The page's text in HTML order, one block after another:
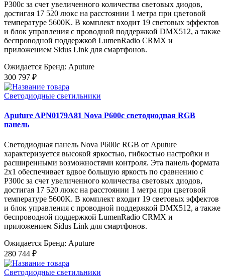
P300c за счет увеличенного количества световых диодов,
достигая 17 520 люкс на расстоянии 1 метра при цветовой
температуре 5600K. В комплект входит 19 световых эффектов
и блок управления с проводной поддержкой DMX512, а также
беспроводной поддержкой LumenRadio CRMX и
приложением Sidus Link для смартфонов.
Ожидается Бренд: Aputure
300 797 ₽
Светодиодные светильники
Aputure APN0179A81 Nova P600c светодиодная RGB
панель
Светодиодная панель Nova P600c RGB от Aputure
характеризуется высокой яркостью, гибкостью настройки и
расширенными возможностями контроля. Эта панель формата
2x1 обеспечивает вдвое большую яркость по сравнению с
P300c за счет увеличенного количества световых диодов,
достигая 17 520 люкс на расстоянии 1 метра при цветовой
температуре 5600K. В комплект входит 19 световых эффектов
и блок управления с проводной поддержкой DMX512, а также
беспроводной поддержкой LumenRadio CRMX и
приложением Sidus Link для смартфонов.
Ожидается Бренд: Aputure
280 744 ₽
Светодиодные светильники